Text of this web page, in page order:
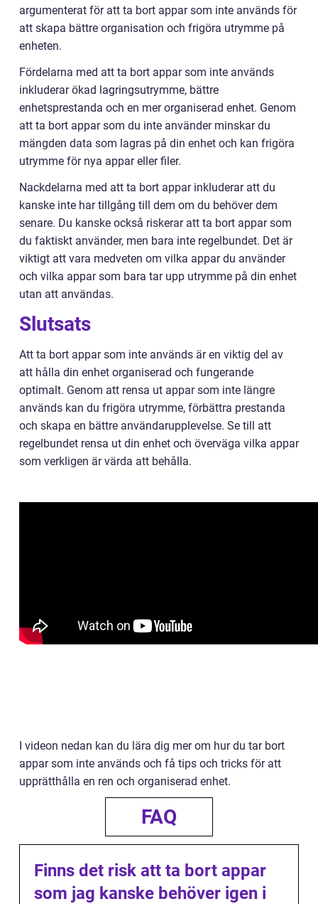
argumenterat för att ta bort appar som inte används för
att skapa bättre organisation och frigöra utrymme på
enheten.
Fördelarna med att ta bort appar som inte används
inkluderar ökad lagringsutrymme, bättre
enhetsprestanda och en mer organiserad enhet. Genom
att ta bort appar som du inte använder minskar du
mängden data som lagras på din enhet och kan frigöra
utrymme för nya appar eller filer.
Nackdelarna med att ta bort appar inkluderar att du
kanske inte har tillgång till dem om du behöver dem
senare. Du kanske också riskerar att ta bort appar som
du faktiskt använder, men bara inte regelbundet. Det är
viktigt att vara medveten om vilka appar du använder
och vilka appar som bara tar upp utrymme på din enhet
utan att användas.
Slutsats
Att ta bort appar som inte används är en viktig del av
att hålla din enhet organiserad och fungerande
optimalt. Genom att rensa ut appar som inte längre
används kan du frigöra utrymme, förbättra prestanda
och skapa en bättre användarupplevelse. Se till att
regelbundet rensa ut din enhet och överväga vilka appar
som verkligen är värda att behålla.
I videon nedan kan du lära dig mer om hur du tar bort
appar som inte används och få tips och tricks för att
upprätthålla en ren och organiserad enhet.
FAQ
Finns det risk att ta bort appar
som jag kanske behöver igen i